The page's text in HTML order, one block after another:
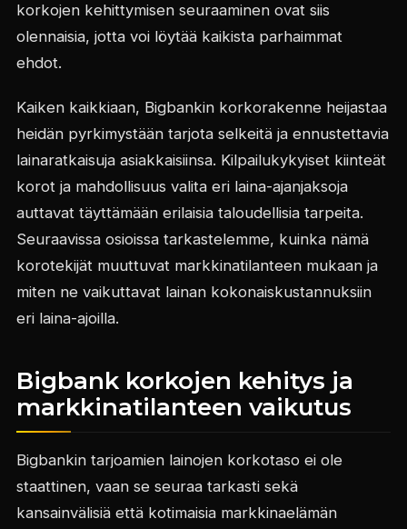
korkojen kehittymisen seuraaminen ovat siis
olennaisia, jotta voi löytää kaikista parhaimmat
ehdot.
Kaiken kaikkiaan, Bigbankin korkorakenne heijastaa
heidän pyrkimystään tarjota selkeitä ja ennustettavia
lainaratkaisuja asiakkaisiinsa. Kilpailukykyiset kiinteät
korot ja mahdollisuus valita eri laina-ajanjaksoja
auttavat täyttämään erilaisia taloudellisia tarpeita.
Seuraavissa osioissa tarkastelemme, kuinka nämä
korotekijät muuttuvat markkinatilanteen mukaan ja
miten ne vaikuttavat lainan kokonaiskustannuksiin
eri laina-ajoilla.
Bigbank korkojen kehitys ja
markkinatilanteen vaikutus
Bigbankin tarjoamien lainojen korkotaso ei ole
staattinen, vaan se seuraa tarkasti sekä
kansainvälisiä että kotimaisia markkinaelämän